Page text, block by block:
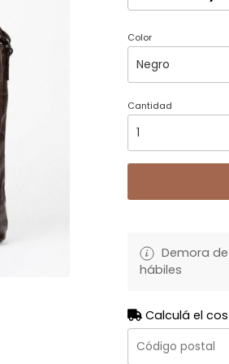
Color
Cantidad
Demora
hábiles
Calculá el